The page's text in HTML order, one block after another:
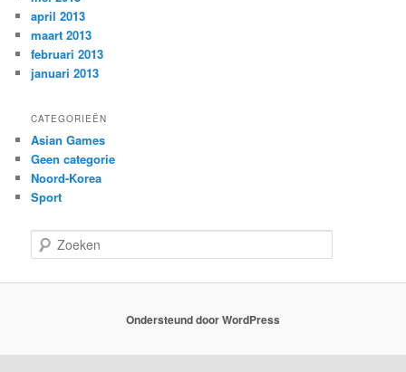
april 2013
maart 2013
februari 2013
januari 2013
CATEGORIEËN
Asian Games
Geen categorie
Noord-Korea
Sport
o
Ondersteund door WordPress